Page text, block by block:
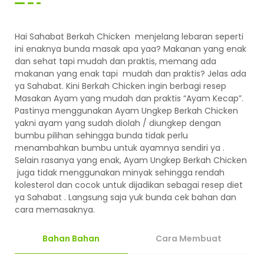
Hai Sahabat Berkah Chicken menjelang lebaran seperti
ini enaknya bunda masak apa yaa? Makanan yang enak
dan sehat tapi mudah dan praktis, memang ada
makanan yang enak tapi mudah dan praktis? Jelas ada
ya Sahabat. Kini Berkah Chicken ingin berbagi resep
Masakan Ayam yang mudah dan praktis “Ayam Kecap”.
Pastinya menggunakan Ayam Ungkep Berkah Chicken
yakni ayam yang sudah diolah / diungkep dengan
bumbu pilihan sehingga bunda tidak perlu
menambahkan bumbu untuk ayamnya sendiri ya .
Selain rasanya yang enak, Ayam Ungkep Berkah Chicken
juga tidak menggunakan minyak sehingga rendah
kolesterol dan cocok untuk dijadikan sebagai resep diet
ya Sahabat . Langsung saja yuk bunda cek bahan dan
cara memasaknya.
Bahan Bahan Cara Membuat